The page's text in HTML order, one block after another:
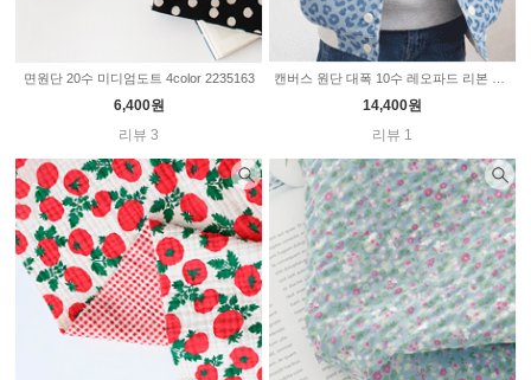
면원단 20수 미디엄도트 4color 2235163
6,400원
리뷰 3
14,400원
리뷰 1